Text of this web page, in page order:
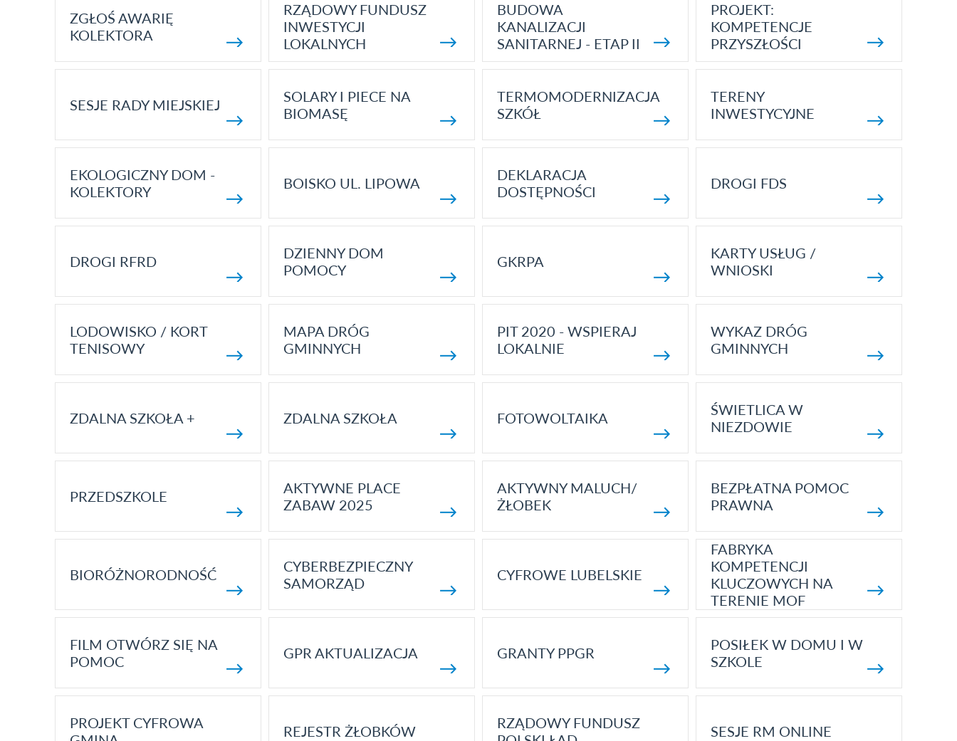
ZGŁOŚ AWARIĘ
KOLEKTORA
RZĄDOWY FUNDUSZ
INWESTYCJI
LOKALNYCH
BUDOWA
KANALIZACJI
SANITARNEJ - ETAP II
PROJEKT:
KOMPETENCJE
PRZYSZŁOŚCI
SESJE RADY MIEJSKIEJ
SOLARY I PIECE NA
BIOMASĘ
TERMOMODERNIZACJA
SZKÓŁ
TERENY
INWESTYCYJNE
EKOLOGICZNY DOM -
KOLEKTORY
BOISKO UL. LIPOWA
DEKLARACJA
DOSTĘPNOŚCI
DROGI FDS
DROGI RFRD
DZIENNY DOM
POMOCY
GKRPA
KARTY USŁUG /
WNIOSKI
LODOWISKO / KORT
TENISOWY
MAPA DRÓG
GMINNYCH
PIT 2020 - WSPIERAJ
LOKALNIE
WYKAZ DRÓG
GMINNYCH
ZDALNA SZKOŁA + ZDALNA SZKOŁA FOTOWOLTAIKA
ŚWIETLICA W
NIEZDOWIE
PRZEDSZKOLE
AKTYWNE PLACE
ZABAW 2025
AKTYWNY MALUCH/
ŻŁOBEK
BEZPŁATNA POMOC
PRAWNA
BIORÓŻNORODNOŚĆ
CYBERBEZPIECZNY
SAMORZĄD
CYFROWE LUBELSKIE
FABRYKA
KOMPETENCJI
KLUCZOWYCH NA
TERENIE MOF
FILM OTWÓRZ SIĘ NA
POMOC
GPR AKTUALIZACJA GRANTY PPGR
POSIŁEK W DOMU I W
SZKOLE
PROJEKT CYFROWA
REJESTR ŻŁOBKÓW
RZĄDOWY FUNDUSZ
SESJE RM ONLINE